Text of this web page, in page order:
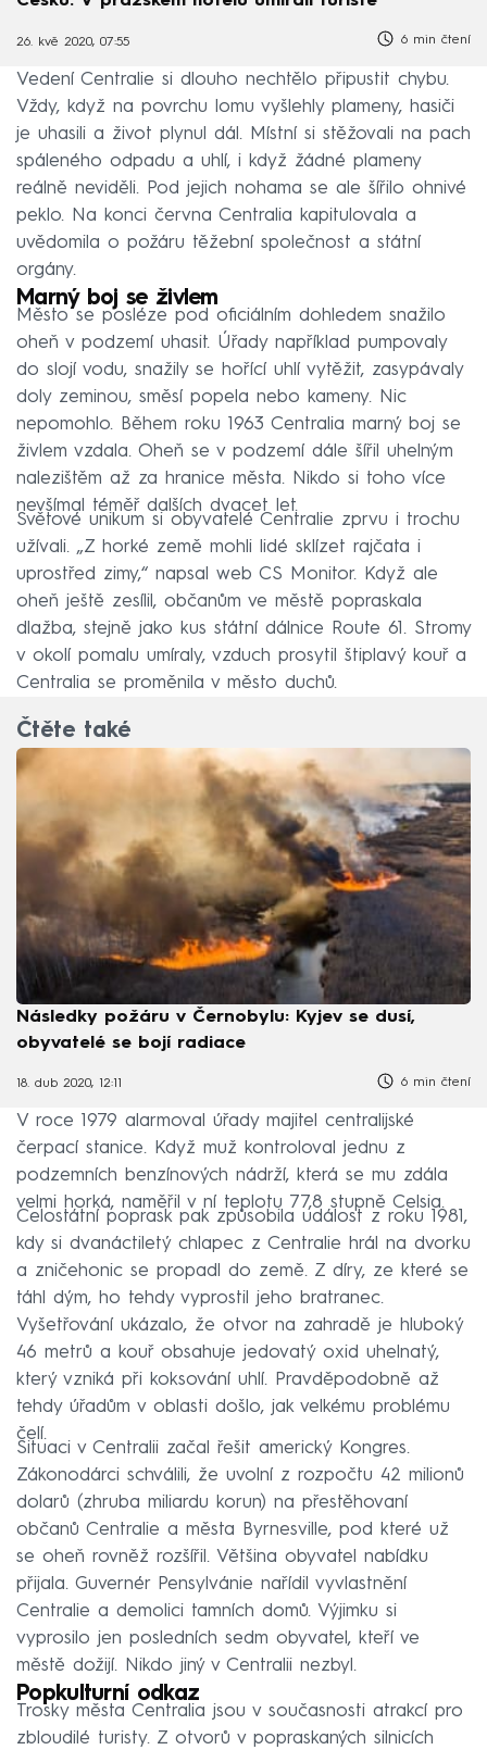
26. kvě 2020, 07:55 6 min čtení
Vedení Centralie si dlouho nechtělo připustit chybu.
Vždy, když na povrchu lomu vyšlehly plameny, hasiči
je uhasili a život plynul dál. Místní si stěžovali na pach
spáleného odpadu a uhlí, i když žádné plameny
reálně neviděli. Pod jejich nohama se ale šířilo ohnivé
peklo. Na konci června Centralia kapitulovala a
uvědomila o požáru těžební společnost a státní
orgány.
Marný boj se živlem
Město se posléze pod oficiálním dohledem snažilo
oheň v podzemí uhasit. Úřady například pumpovaly
do slojí vodu, snažily se hořící uhlí vytěžit, zasypávaly
doly zeminou, směsí popela nebo kameny. Nic
nepomohlo. Během roku 1963 Centralia marný boj se
živlem vzdala. Oheň se v podzemí dále šířil uhelným
nalezištěm až za hranice města. Nikdo si toho více
nevšímal téměř dalších dvacet let.
Světové unikum si obyvatelé Centralie zprvu i trochu
užívali. „Z horké země mohli lidé sklízet rajčata i
uprostřed zimy,“ napsal web CS Monitor. Když ale
oheň ještě zesílil, občanům ve městě popraskala
dlažba, stejně jako kus státní dálnice Route 61. Stromy
v okolí pomalu umíraly, vzduch prosytil štiplavý kouř a
Centralia se proměnila v město duchů.
Čtěte také
Následky požáru v Černobylu: Kyjev se dusí,
obyvatelé se bojí radiace
18. dub 2020, 12:11 6 min čtení
V roce 1979 alarmoval úřady majitel centralijské
čerpací stanice. Když muž kontroloval jednu z
podzemních benzínových nádrží, která se mu zdála
velmi horká, naměřil v ní teplotu 77,8 stupně Celsia.
Celostátní poprask pak způsobila událost z roku 1981,
kdy si dvanáctiletý chlapec z Centralie hrál na dvorku
a zničehonic se propadl do země. Z díry, ze které se
táhl dým, ho tehdy vyprostil jeho bratranec.
Vyšetřování ukázalo, že otvor na zahradě je hluboký
46 metrů a kouř obsahuje jedovatý oxid uhelnatý,
který vzniká při koksování uhlí. Pravděpodobně až
tehdy úřadům v oblasti došlo, jak velkému problému
čelí.
Situaci v Centralii začal řešit americký Kongres.
Zákonodárci schválili, že uvolní z rozpočtu 42 milionů
dolarů (zhruba miliardu korun) na přestěhovaní
občanů Centralie a města Byrnesville, pod které už
se oheň rovněž rozšířil. Většina obyvatel nabídku
přijala. Guvernér Pensylvánie nařídil vyvlastnění
Centralie a demolici tamních domů. Výjimku si
vyprosilo jen posledních sedm obyvatel, kteří ve
městě dožijí. Nikdo jiný v Centralii nezbyl.
Popkulturní odkaz
Trosky města Centralia jsou v současnosti atrakcí pro
zbloudilé turisty. Z otvorů v popraskaných silnicích